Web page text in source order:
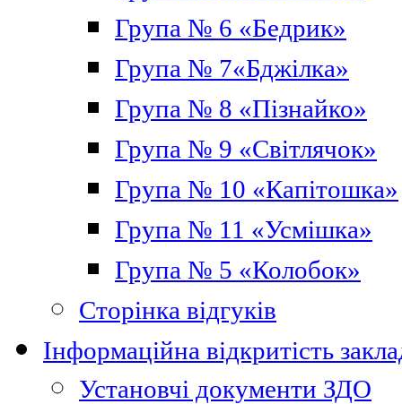
Група № 6 «Бедрик»
Група № 7«Бджілка»
Група № 8 «Пізнайко»
Група № 9 «Світлячок»
Група № 10 «Капітошка»
Група № 11 «Усмішка»
Група № 5 «Колобок»
Сторінка відгуків
Інформаційна відкритість
Установчі документи ЗДО